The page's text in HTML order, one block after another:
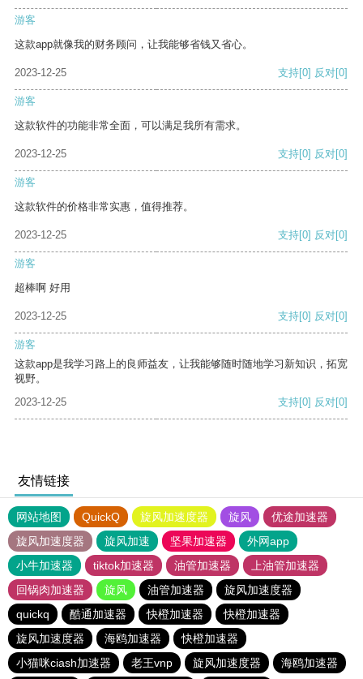
游客
这款app就像我的财务顾问，让我能够省钱又省心。
2023-12-25 支持[0] 反对[0]
游客
这款软件的功能非常全面，可以满足我所有需求。
2023-12-25 支持[0] 反对[0]
游客
这款软件的价格非常实惠，值得推荐。
2023-12-25 支持[0] 反对[0]
游客
超棒啊 好用
2023-12-25 支持[0] 反对[0]
游客
这款app是我学习路上的良师益友，让我能够随时随地学习新知识，拓宽
视野。
2023-12-25
支持[0] 反对[0]
友情链接
网站地图 QuickQ 旋风加速度器 旋风
优途加速器
旋风加速度器
旋风加速 坚果加速器
外网app
小牛加速器
tiktok加速器 油管加速器
上油管加速器
回锅肉加速器
旋风 油管加速器
旋风加速度器
quickq
酷通加速器 快橙加速器
快橙加速器
旋风加速度器
海鸥加速器
快橙加速器
小猫咪ciash加速器
老王vnp 旋风加速度器 海鸥加速器